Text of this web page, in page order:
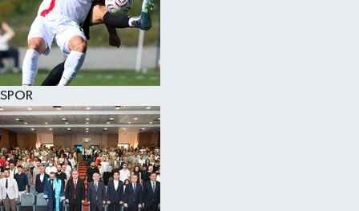
SPOR
KÜLTÜR SANAT
MAGAZİN
SAĞLIK
SİYASET
SPOR